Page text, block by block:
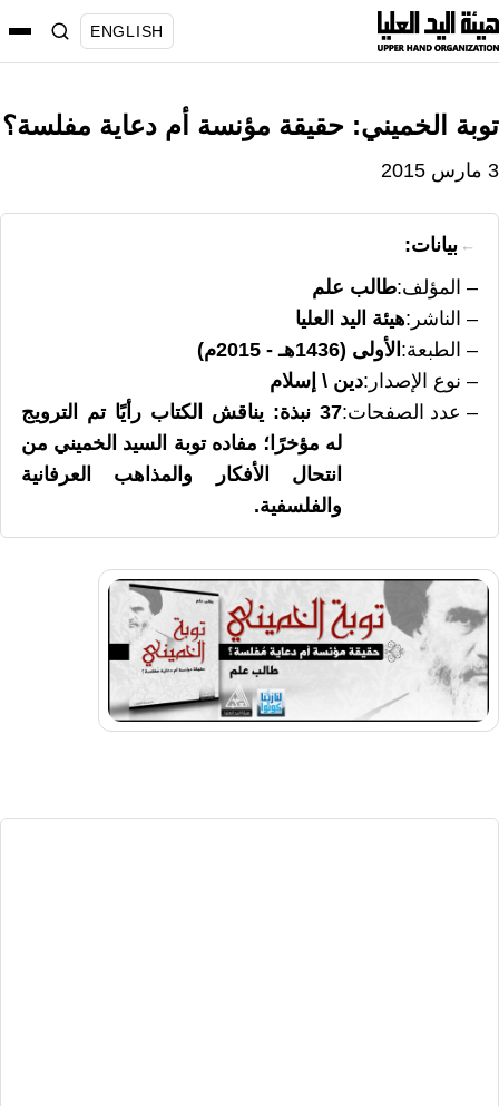
انتقل
إلى
ENGLISH
توبة الخميني: حقيقة مؤنسة أم دعاية مفلسة؟
3 مارس 2015
بيانات:
المؤلف طالب علم
الناشر هيئة اليد العليا
الطبعة الأولى (1436هـ - 2015م)
نوع الإصدار دين \ إسلام
عدد الصفحات
37 نبذة: يناقش الكتاب رأيًا تم الترويج
له مؤخرًا؛ مفاده توبة السيد الخميني من
انتحال الأفكار والمذاهب العرفانية
والفلسفية.